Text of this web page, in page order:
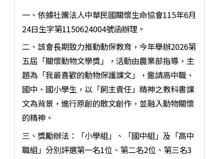
一、依據社團法人中華民國關懷生命協會115年6月
24日生字第1150624004號函辦理。
二、該會長期致力推動動保教育，今年舉辦2026第
五屆「關懷動物文學獎」，活動由農業部指導，主
題為「我最喜歡的動物保護課文」，邀請高中職、
國中、國小學生，以「飼主責任」精神之教科書課
文為背景，進行原創的散文創作，並融入動物關懷
的精神。
三、獎勵辦法：「小學組」、「國中組」及「高中
職組」分別評選第一名1位、第二名2位、第三名3